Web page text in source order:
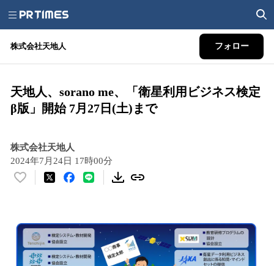
株式会社天地人 フォロー
天地人、sorano me、「衛星利用ビジネス検定
β版」開始 7月27日(土)まで
株式会社天地人
2024年7月24日 17時00分
い
！
を
読